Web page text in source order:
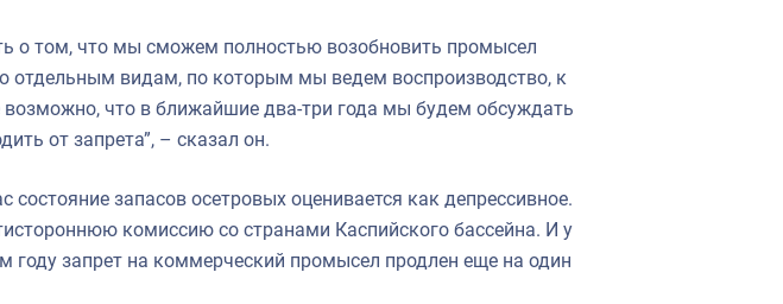
о том, что мы сможем полностью возобновить промысел
отдельным видам, по которым мы ведем воспроизводство, к
возможно, что в ближайшие два-три года мы будем обсуждать
от запрета”, – сказал он.
состояние запасов осетровых оценивается как депрессивное.
комиссию со странами Каспийского бассейна. И у
году запрет на коммерческий промысел продлен еще на один